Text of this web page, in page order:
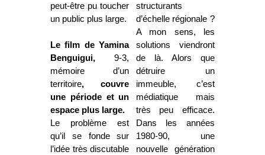
peut-être pu toucher
un public plus large.
Le film de Yamina
Benguigui,9-3,
mémoire d’un
territoire, couvre
une période et un
espace plus large.
Le problème est
qu’il se fonde sur
l’idée très discutable
structurants
d’échelle régionale ?
A mon sens, les
solutions viendront
de là. Alors que
détruire un
immeuble, c’est
médiatique mais
très peu efficace.
Dans les années
1980-90, une
nouvelle génération